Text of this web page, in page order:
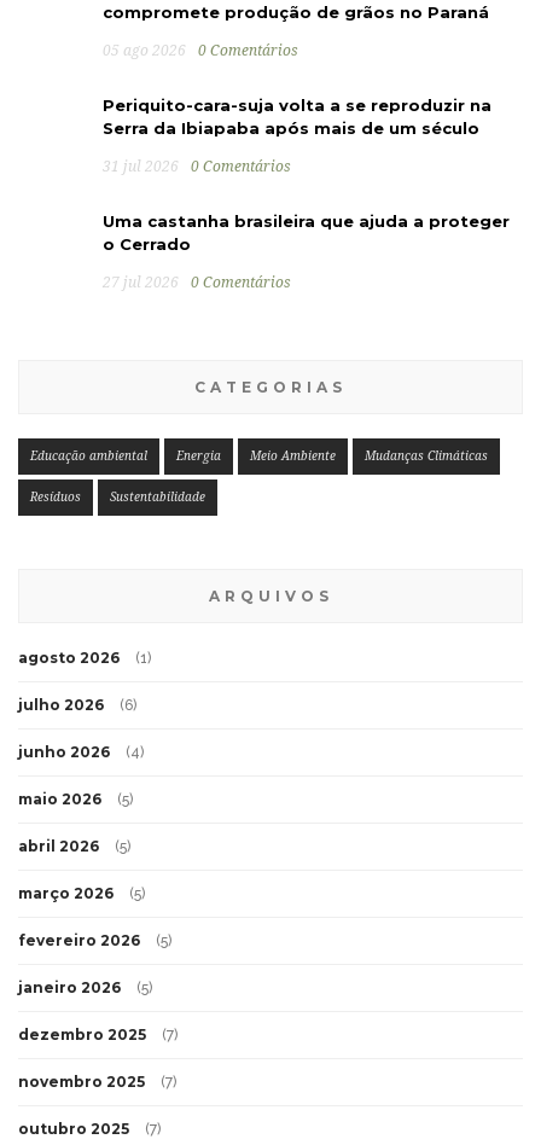
compromete produção de grãos no Paraná
05 ago 2026 0 Comentários
Periquito-cara-suja volta a se reproduzir na
Serra da Ibiapaba após mais de um século
31 jul 2026 0 Comentários
Uma castanha brasileira que ajuda a proteger
o Cerrado
27 jul 2026 0 Comentários
CATEGORIAS
Educação ambiental Energia Meio Ambiente Mudanças Climáticas
Resíduos Sustentabilidade
ARQUIVOS
agosto 2026 (1)
julho 2026 (6)
junho 2026 (4)
maio 2026 (5)
abril 2026 (5)
março 2026 (5)
fevereiro 2026 (5)
janeiro 2026 (5)
dezembro 2025 (7)
novembro 2025 (7)
outubro 2025 (7)